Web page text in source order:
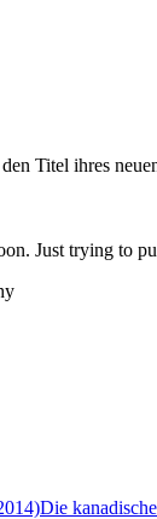
Titel ihres
Just trying to
Die